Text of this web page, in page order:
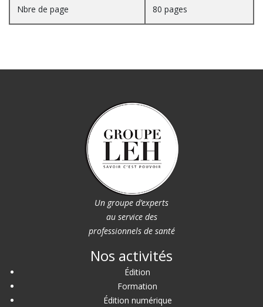
Nbre de page 80 pages
Un groupe d’experts
au service des
professionnels de santé
Nos activités
Édition
Formation
Édition numérique